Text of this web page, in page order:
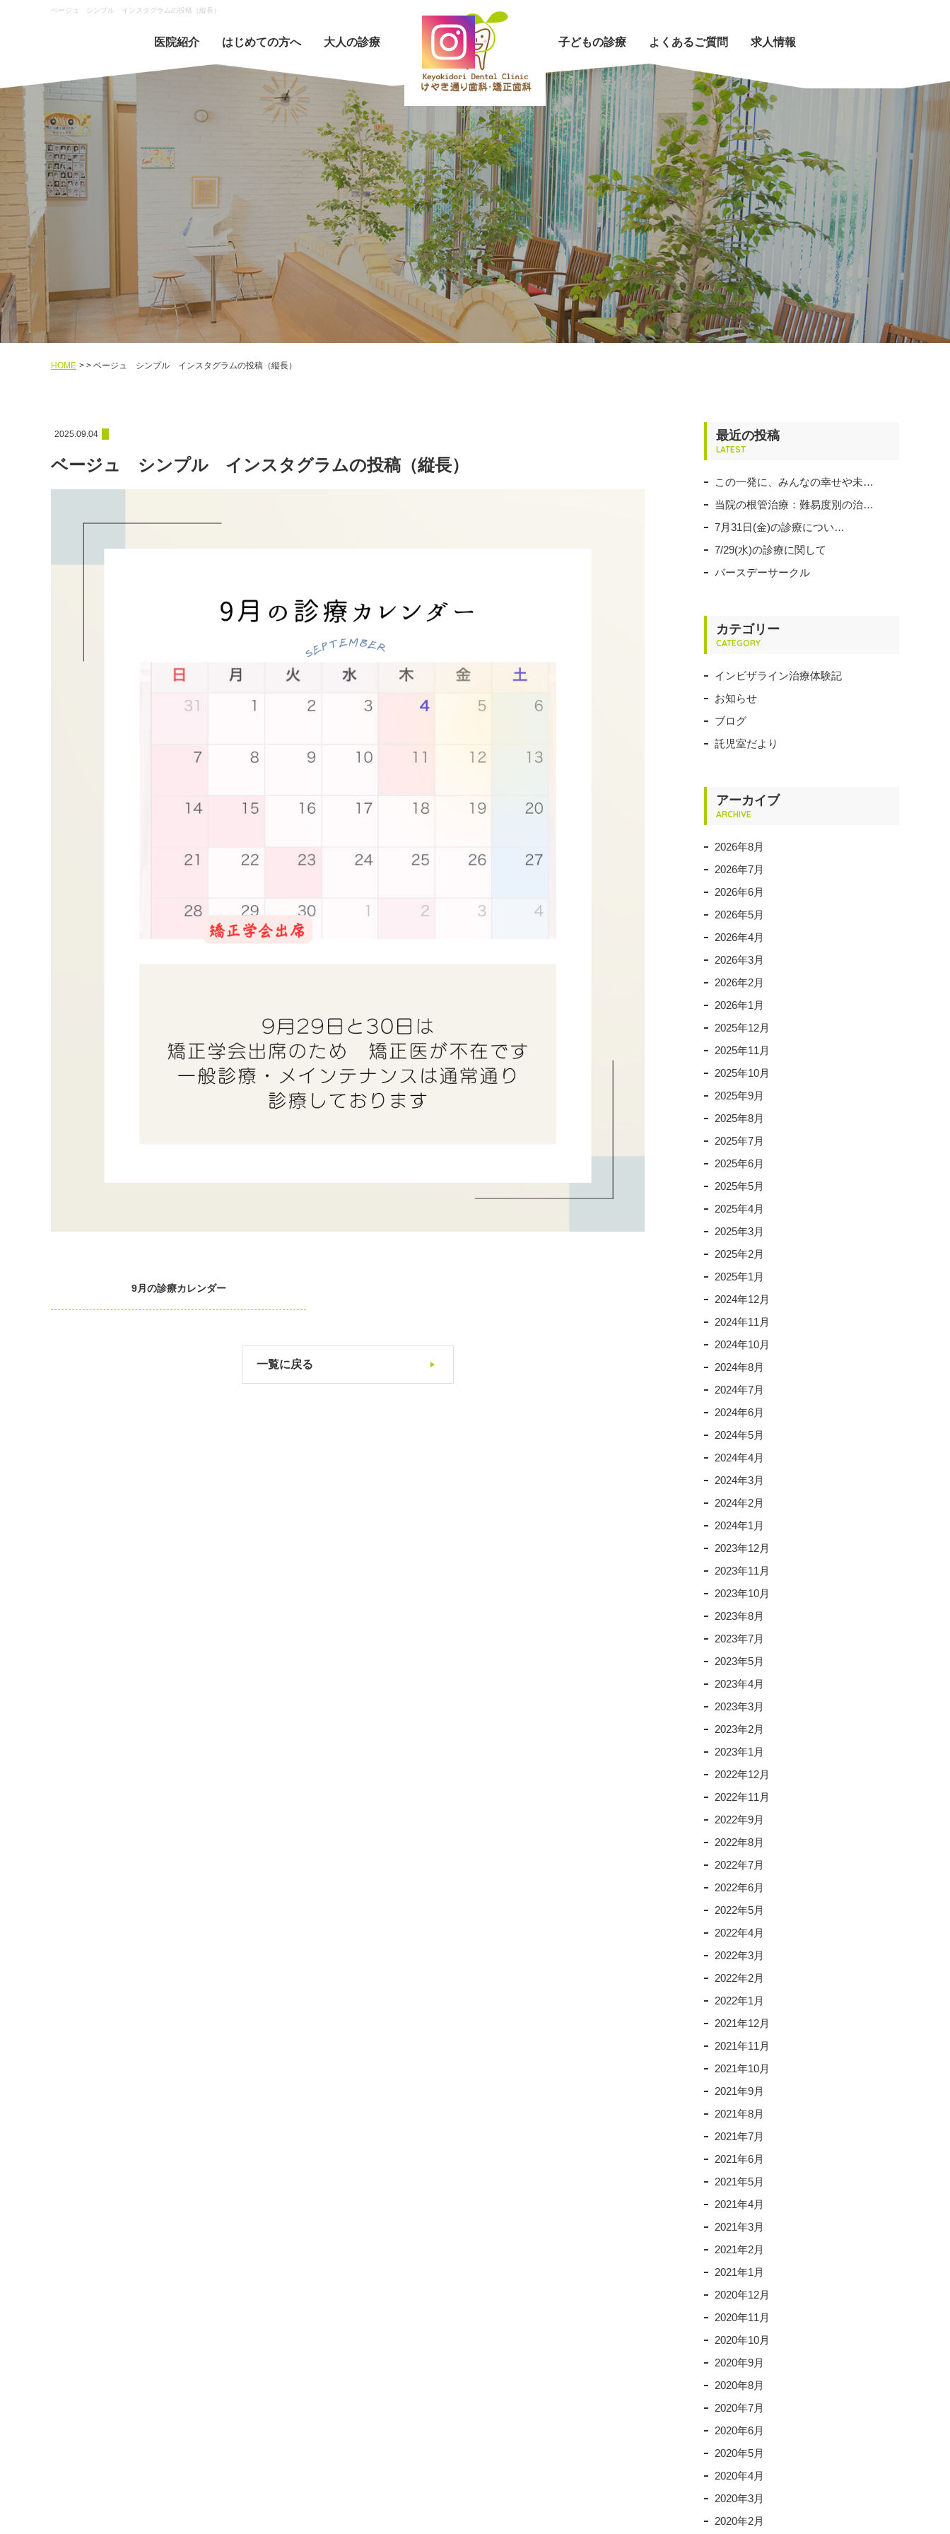
ベージュ シンプル インスタグラムの投稿（縦長）
医院紹介 はじめての方へ 大人の診療 子どもの診療 よくあるご質問 求人情報
HOME ベージュ シンプル インスタグラムの投稿（縦長）
2025.09.04
ベージュ シンプル インスタグラムの投稿（縦長）
9月の診療カレンダー
一覧に戻る
最近の投稿
LATEST
この一発に、みんなの幸せや未…
当院の根管治療：難易度別の治…
7月31日(金)の診療につい…
7/29(水)の診療に関して
バースデーサークル
カテゴリー
CATEGORY
インビザライン治療体験記
お知らせ
ブログ
託児室だより
アーカイブ
ARCHIVE
2026年8月
2026年7月
2026年6月
2026年5月
2026年4月
2026年3月
2026年2月
2026年1月
2025年12月
2025年11月
2025年10月
2025年9月
2025年8月
2025年7月
2025年6月
2025年5月
2025年4月
2025年3月
2025年2月
2025年1月
2024年12月
2024年11月
2024年10月
2024年8月
2024年7月
2024年6月
2024年5月
2024年4月
2024年3月
2024年2月
2024年1月
2023年12月
2023年11月
2023年10月
2023年8月
2023年7月
2023年5月
2023年4月
2023年3月
2023年2月
2023年1月
2022年12月
2022年11月
2022年9月
2022年8月
2022年7月
2022年6月
2022年5月
2022年4月
2022年3月
2022年2月
2022年1月
2021年12月
2021年11月
2021年10月
2021年9月
2021年8月
2021年7月
2021年6月
2021年5月
2021年4月
2021年3月
2021年2月
2021年1月
2020年12月
2020年11月
2020年10月
2020年9月
2020年8月
2020年7月
2020年6月
2020年5月
2020年4月
2020年3月
2020年2月